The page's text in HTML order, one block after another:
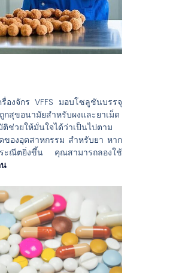
องจักร VFFS มอบโซลูชันบรรจุ
สุขอนามัยสำหรับผงและยาเม็ด
ช่วยให้มั่นใจได้ว่าเป็นไปตาม
ของอุตสาหกรรม สำหรับยา หาก
ระณีตยิ่งขึ้น คุณสามารถลองใช้